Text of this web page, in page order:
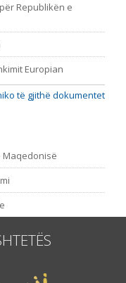
Republikën e
Europian
të gjithë dokumentet
Maqedonisë